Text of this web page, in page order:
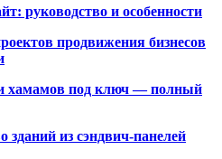
руководство и особенности
продвижения бизнесов
и хамамов под ключ — полный
зданий из сэндвич-панелей